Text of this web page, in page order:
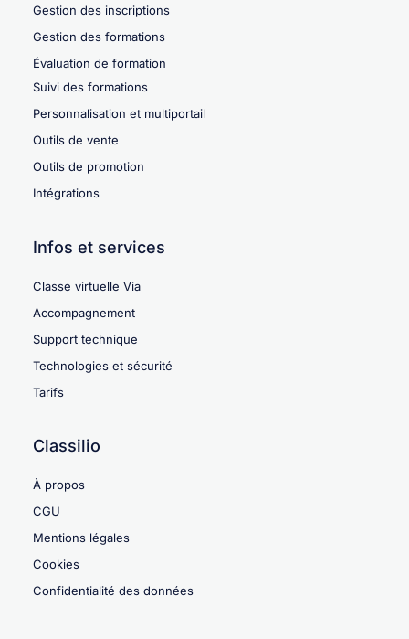
Gestion des inscriptions
Gestion des formations
Évaluation de formation
Suivi des formations
Personnalisation et multiportail
Outils de vente
Outils de promotion
Intégrations
Infos et services
Classe virtuelle Via
Accompagnement
Support technique
Technologies et sécurité
Tarifs
Classilio
À propos
CGU
Mentions légales
Cookies
Confidentialité des données